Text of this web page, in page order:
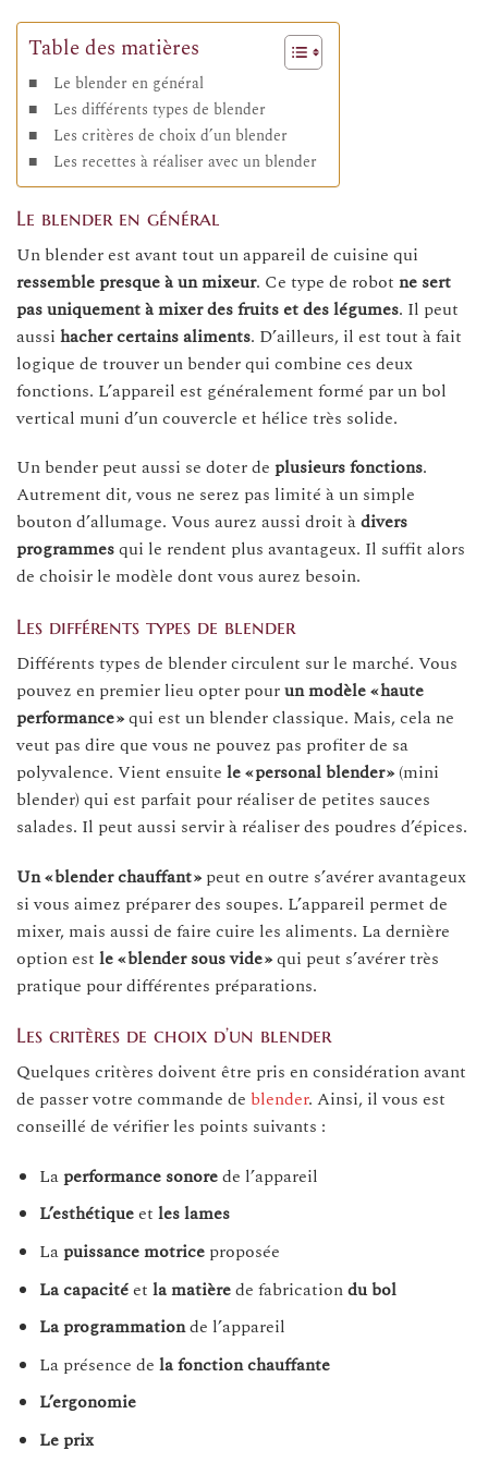
Table des matières
Le blender en général
Les différents types de blender
Les critères de choix d’un blender
Les recettes à réaliser avec un blender
Le blender en général
Un blender est avant tout un appareil de cuisine qui
ressemble presque à un mixeur. Ce type de robot ne sert
pas uniquement à mixer des fruits et des légumes. Il peut
aussi hachercertainsaliments. D’ailleurs, il est tout à fait
logique de trouver un bender qui combine ces deux
fonctions. L’appareil est généralement formé par un bol
vertical muni d’un couvercle et hélice très solide.
Un bender peut aussi se doter de plusieursfonctions.
Autrement dit, vous ne serez pas limité à un simple
bouton d’allumage. Vous aurez aussi droit àdivers
programmesqui le rendent plus avantageux. Il suffit alors
de choisir le modèle dont vous aurez besoin.
Les différents types de blender
Différents types de blender circulent sur le marché. Vous
pouvez en premier lieu opter pourun modèle « haute
performance »qui est un blender classique. Mais, cela ne
veut pas dire que vous ne pouvez pas profiter de sa
polyvalence. Vient ensuite le « personal blender »(mini
blender) qui est parfait pour réaliser de petites sauces
salades. Il peut aussi servir à réaliser des poudres d’épices.
Un « blender chauffant»peut en outre s’avérer avantageux
si vous aimez préparer des soupes. L’appareil permet de
mixer, mais aussi de faire cuire les aliments. La dernière
option est le « blender sous vide »qui peut s’avérer très
pratique pour différentes préparations.
Les critères de choix d’un blender
Quelques critères doivent être pris en considération avant
de passer votre commande de blender. Ainsi, il vous est
conseillé de vérifier les points suivants :
La performance sonorede l’appareil
L’esthétiqueet leslames
La puissancemotriceproposée
Lacapacitéet lamatièrede fabricationdubol
La programmationde l’appareil
La présence de la fonction chauffante
L’ergonomie
Le prix